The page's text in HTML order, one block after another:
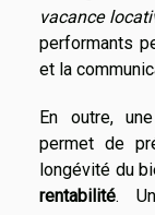
vacance
performants
et la
En outre,
permet de
longévité du
rentabilité.